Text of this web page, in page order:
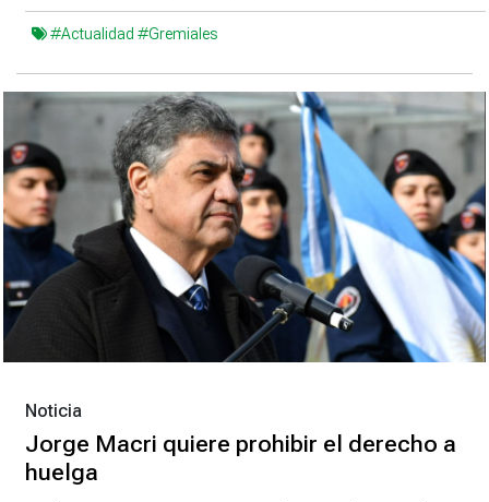
#Actualidad #Gremiales
Noticia
Jorge Macri quiere prohibir el derecho a
huelga